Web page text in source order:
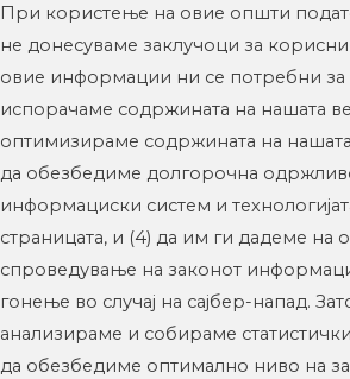
При користење на овие општи
не донесуваме заклучоци за
овие информации ни се потребни за
испорачаме содржината на нашата
оптимизираме содржината на
да обезбедиме долгорочна
информациски систем и
страницата, и (4) да им ги дадеме на
спроведување на законот
гонење во случај на сајбер-напад.
анализираме и собираме
да обезбедиме оптимално ниво на